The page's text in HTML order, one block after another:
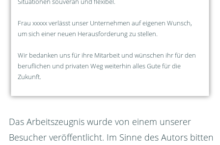
Frau xxxxx verlässt unser Unternehmen auf eigenen Wunsch,
um sich einer neuen Herausforderung zu stellen.
Wir bedanken uns für ihre Mitarbeit und wünschen ihr für den
beruflichen und privaten Weg weiterhin alles Gute für die
Zukunft.
Das Arbeitszeugnis wurde von einem unserer
Besucher veröffentlicht. Im Sinne des Autors bitten